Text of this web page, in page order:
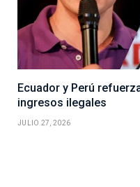
Ecuador y Perú
ingresos ilegales
JULIO 27, 2026